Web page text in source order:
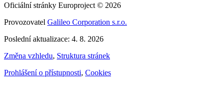
Oficiální stránky Europroject © 2026
Provozovatel Galileo Corporation s.r.o.
Poslední aktualizace: 4. 8. 2026
Změna vzhledu, Struktura stránek
Prohlášení o přístupnosti, Cookies